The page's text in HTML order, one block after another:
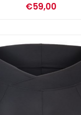
€59,00